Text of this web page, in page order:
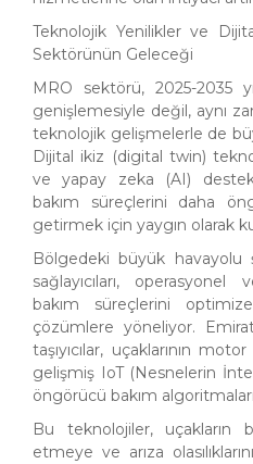
Teknolojik Yenilikler ve
Sektörünün Geleceği
MRO sektörü, 2025-2035
genişlemesiyle değil, aynı
teknolojik gelişmelerle de
Dijital ikiz (digital twin)
ve yapay zeka (AI)
bakım süreçlerini daha
getirmek için yaygın olarak
Bölgedeki büyük
sağlayıcıları,
bakım süreçlerini
çözümlere yöneliyor.
taşıyıcılar, uçaklarının
gelişmiş IoT (Nesnelerin
öngörücü bakım
Bu teknolojiler, uçakların
etmeye ve arıza